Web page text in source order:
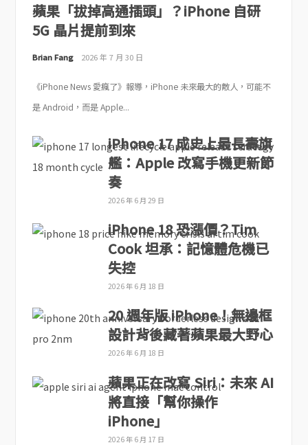
蘋果「拔掉高通插頭」？iPhone 自研
5G 晶片提前到來
Brian Fang 2026 年 7 月 30 日
《iPhone News 愛瘋了》報導，iPhone 未來最大的敵人，可能不
是 Android，而是 Apple...
iPhone 17 成史上最長壽旗
艦：Apple 改寫手機更新節
奏
2026 年 6 月 29 日
iPhone 18 恐漲價？Tim
Cook 坦承：記憶體危機已
失控
2026 年 6 月 18 日
20 週年版 iPhone！無邊框
設計背後藏著蘋果最大野心
2026 年 6 月 18 日
蘋果正在改寫 Siri：未來 AI
將直接「幫你操作
iPhone」
2026 年 6 月 17 日